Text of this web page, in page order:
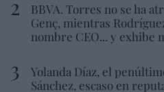
BBVA. Torres no se ha
Genç, mientras
nombre CEO... y exhibe
Yolanda Díaz, el
Sánchez, escaso en